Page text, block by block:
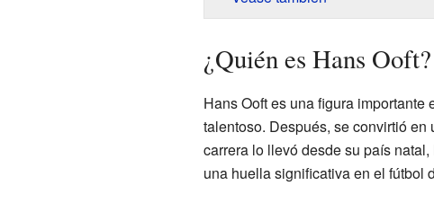
¿Quién es Hans Ooft?
Hans Ooft es una figura
talentoso. Después, se convirtió
carrera lo llevó desde su país
una huella significativa en el fútbol